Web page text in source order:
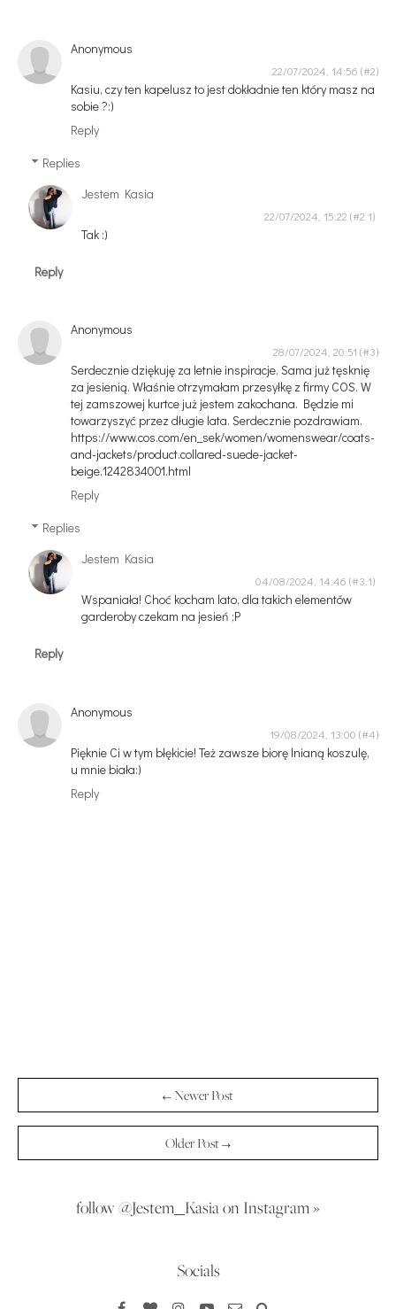
Anonymous
22/07/2024, 14:56
Kasiu, czy ten kapelusz to jest dokładnie ten który masz na
sobie ?:)
Reply
Replies
Jestem Kasia
22/07/2024, 15:22
Tak :)
Reply
Anonymous
28/07/2024, 20:51
Serdecznie dziękuję za letnie inspiracje. Sama już tęsknię
za jesienią. Właśnie otrzymałam przesyłkę z firmy COS. W
tej zamszowej kurtce już jestem zakochana. Będzie mi
towarzyszyć przez długie lata. Serdecznie pozdrawiam.
https://www.cos.com/en_sek/women/womenswear/coats-
and-jackets/product.collared-suede-jacket-
beige.1242834001.html
Reply
Replies
Jestem Kasia
04/08/2024, 14:46
Wspaniała! Choć kocham lato, dla takich elementów
garderoby czekam na jesień ;P
Reply
Anonymous
19/08/2024, 13:00
Pięknie Ci w tym błękicie! Też zawsze biorę lnianą koszulę,
u mnie biała:)
Reply
← Newer Post
Older Post →
follow @Jestem_Kasia on Instagram »
Socials